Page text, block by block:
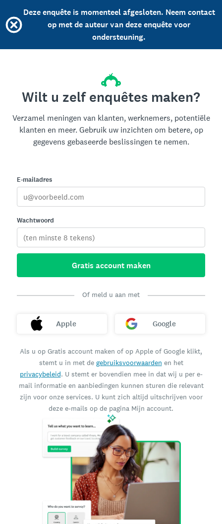
Deze enquête is momenteel afgesloten. Neem contact
op met de auteur van deze enquête voor
ondersteuning.
Wilt u zelf enquêtes maken?
Verzamel meningen van klanten, werknemers, potentiële
klanten en meer. Gebruik uw inzichten om betere, op
gegevens gebaseerde beslissingen te nemen.
E-mailadres
Wachtwoord
Gratis account maken
Of meld u aan met
Apple Google
Als u op Gratis account maken of op Apple of Google klikt,
stemt u in met de gebruiksvoorwaarden en het
privacybeleid. U stemt er bovendien mee in dat wij u per e-
mail informatie en aanbiedingen kunnen sturen die relevant
zijn voor onze services. U kunt zich altijd uitschrijven voor
deze e-mails op de pagina Mijn account.